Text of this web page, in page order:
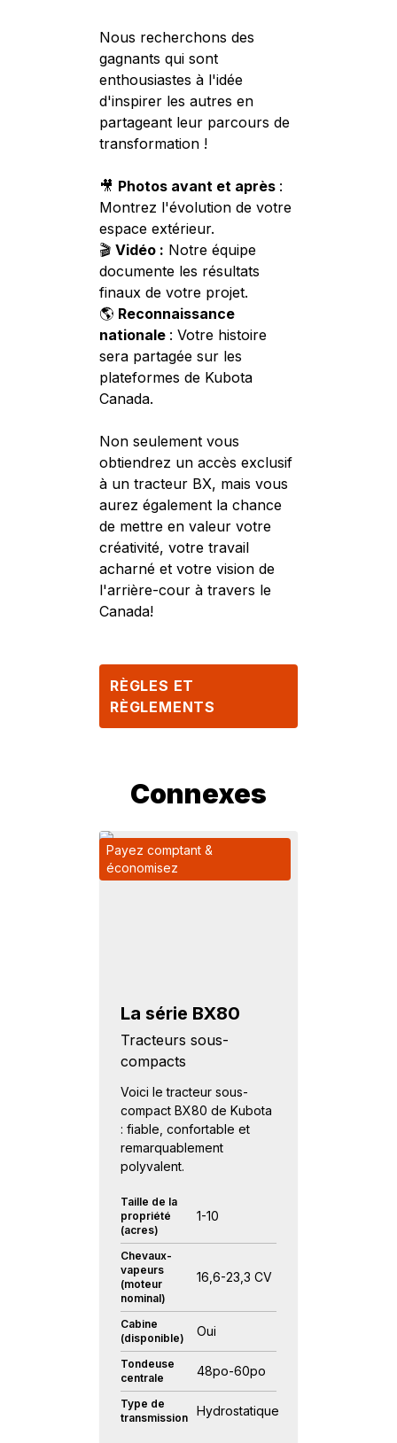
Nous recherchons des
gagnants qui sont
enthousiastes à l'idée
d'inspirer les autres en
partageant leur parcours de
transformation !
🎥 Photos avant et après :
Montrez l'évolution de votre
espace extérieur.
🎬 Vidéo : Notre équipe
documente les résultats
finaux de votre projet.
🌎 Reconnaissance
nationale : Votre histoire
sera partagée sur les
plateformes de Kubota
Canada.
Non seulement vous
obtiendrez un accès exclusif
à un tracteur BX, mais vous
aurez également la chance
de mettre en valeur votre
créativité, votre travail
acharné et votre vision de
l'arrière-cour à travers le
Canada!
RÈGLES ET
RÈGLEMENTS
Connexes
Payez comptant &
économisez
La série BX80
Tracteurs sous-
compacts
Voici le tracteur sous-
compact BX80 de Kubota
: fiable, confortable et
remarquablement
polyvalent.
Taille de la
propriété
(acres)
1-10
Chevaux-
vapeurs
(moteur
nominal)
16,6-23,3 CV
Cabine
(disponible)
Oui
Tondeuse
centrale
48po-60po
Type de
transmission
Hydrostatique